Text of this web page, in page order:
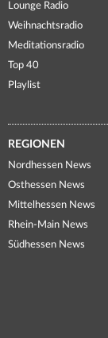
Lounge Radio
Weihnachtsradio
Meditationsradio
Top 40
Playlist
REGIONEN
Nordhessen News
Osthessen News
Mittelhessen News
Rhein-Main News
Südhessen News